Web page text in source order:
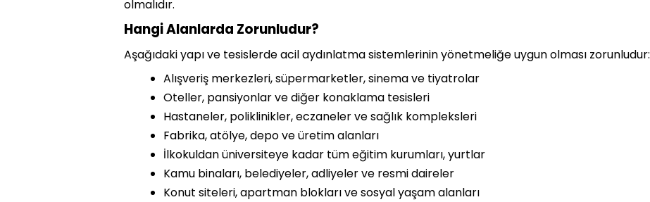
olmalıdır.
Hangi Alanlarda Zorunludur?
Aşağıdaki yapı ve tesislerde acil aydınlatma sistemlerinin yönetmeliğe uygun olması zorunludur:
Alışveriş merkezleri, süpermarketler, sinema ve tiyatrolar
Oteller, pansiyonlar ve diğer konaklama tesisleri
Hastaneler, poliklinikler, eczaneler ve sağlık kompleksleri
Fabrika, atölye, depo ve üretim alanları
İlkokuldan üniversiteye kadar tüm eğitim kurumları, yurtlar
Kamu binaları, belediyeler, adliyeler ve resmi daireler
Konut siteleri, apartman blokları ve sosyal yaşam alanları